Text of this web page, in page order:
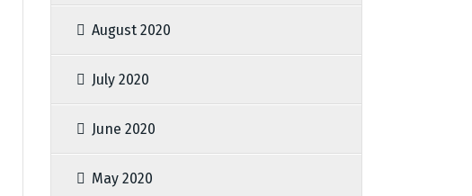
August 2020
July 2020
June 2020
May 2020